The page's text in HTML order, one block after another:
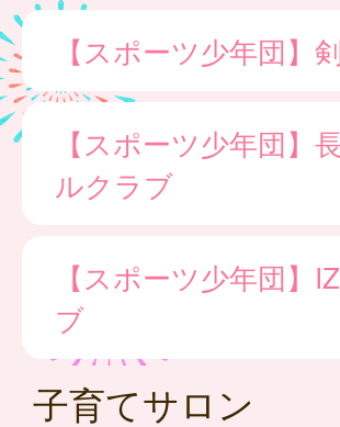
【スポーツ少年団】
【スポーツ少年団】
ルクラブ
【スポーツ少年団】
ブ
子育てサロン